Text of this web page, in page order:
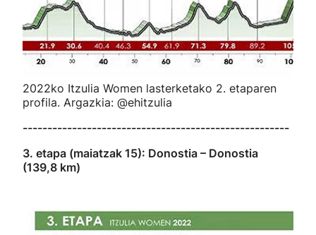
2022ko Itzulia Women lasterketako 2. etaparen
profila. Argazkia: @ehitzulia
------------------------------------------------------
3. etapa (maiatzak 15): Donostia – Donostia
(139,8 km)